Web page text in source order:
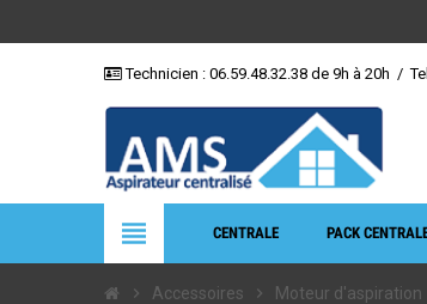
Technicien : 06.59.48.32.38 de 9h à 20h /
view_headline CENTRALE PACK
chevron_right Accessoires chevron_right Moteur d'aspiration